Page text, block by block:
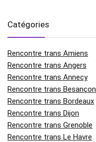
Catégories
Rencontre trans Amiens
Rencontre trans Angers
Rencontre trans Annecy
Rencontre trans Besançon
Rencontre trans Bordeaux
Rencontre trans Dijon
Rencontre trans Grenoble
Rencontre trans Le Havre